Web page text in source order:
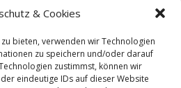
& Cookies
bieten, verwenden wir Technologien
zu speichern und/oder darauf
zustimmst, können wir
eindeutige IDs auf dieser Website
Kinderbuch
Kochbuch
Thriller